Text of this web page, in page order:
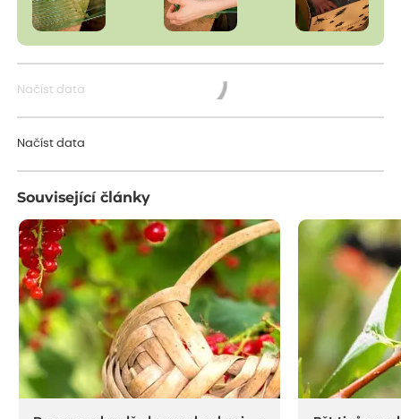
Načíst data
Načíst data
Související články